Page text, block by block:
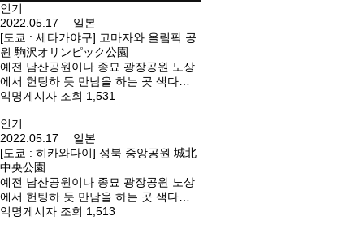
인기
2022.05.17 일본
[도쿄 : 세타가야구] 고마자와 올림픽 공
원 駒沢オリンピック公園
예전 남산공원이나 종묘 광장공원 노상
에서 헌팅하 듯 만남을 하는 곳 색다른
경험을 해보고 싶으시다면 방문해 보세
육관 등. 오시는 길 : 고마자와 대학 역
(도큐 덴엔토시선)에서 도보 7분 / 도립
대학 역(도큐 도요코선)에서 도보 17분
주소 : 도쿄도 세타가야구 고마자와 공
원 1-1 주소 : 東京都世田谷区駒沢公園
1-1
익명게시자 조회 1,531
인기
2022.05.17 일본
[도쿄 : 히카와다이] 성북 중앙공원 城北
中央公園
예전 남산공원이나 종묘 광장공원 노상
에서 헌팅하 듯 만남을 하는 곳 색다른
경험을 해보고 싶으시다면 방문해 보세
익명게시자 조회 1,513